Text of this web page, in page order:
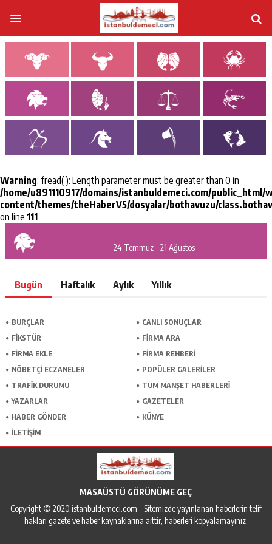
Warning: fread(): Length parameter must be greater than 0 in
/home/u891110917/domains/istanbuldemeci.com/public_html/
content/themes/theHaberV5/dosyalar/bothavuzu/
on line 111
24 Temmuz - 21 Ağustos
Bugün Haftalık Aylık Yıllık
BURÇLAR
CANLI SONUÇLAR
FİKSTÜR
FİRMA ARA
FİRMA EKLE
FİRMA REHBERİ
NÖBETÇİ ECZANELER
POPÜLER GALERİLER
TRAFİK DURUMU
TÜM MANŞET HABERLERİ
YAZARLAR
GAZETELER
HABER GÖNDER
KÜNYE
İLETİŞİM
MASAÜSTÜ GÖRÜNÜME GEÇ
Copyright © 2020 istanbuldemeci.com - Sitemizde yayınlanan haberlerin telif
hakları gazete ve haber kaynaklarına aittir, haberleri kopyalamayınız.